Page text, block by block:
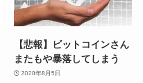
【悲報】ビットコインさん
またもや暴落してしまう
2020年8月5日